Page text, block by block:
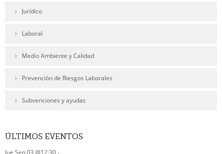
Jurídico
Laboral
Medio Ambiente y Calidad
Prevención de Riesgos Laborales
Subvenciones y ayudas
ÚLTIMOS EVENTOS
Jue Sep 03 @12:30